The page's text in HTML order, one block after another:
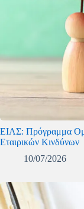
ΕΙΑΣ: Πρόγραμμα
Εταιρικών Κινδύνων
10/07/2026